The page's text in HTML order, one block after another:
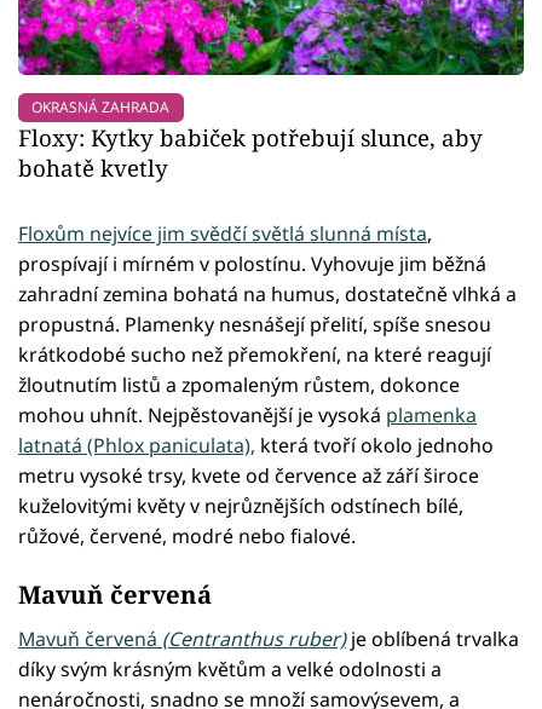
OKRASNÁ ZAHRADA
Floxy: Kytky babiček potřebují slunce, aby
bohatě kvetly
Floxům nejvíce jim svědčí světlá slunná místa,
prospívají i mírném v polostínu. Vyhovuje jim běžná
zahradní zemina bohatá na humus, dostatečně vlhká a
propustná. Plamenky nesnášejí přelití, spíše snesou
krátkodobé sucho než přemokření, na které reagují
žloutnutím listů a zpomaleným růstem, dokonce
mohou uhnít. Nejpěstovanější je vysoká plamenka
latnatá (Phlox paniculata), která tvoří okolo jednoho
metru vysoké trsy, kvete od července až září široce
kuželovitými květy v nejrůznějších odstínech bílé,
růžové, červené, modré nebo fialové.
Mavuň červená
Mavuň červená (Centranthus ruber)je oblíbená trvalka
díky svým krásným květům a velké odolnosti a
nenáročnosti, snadno se množí samovýsevem, a